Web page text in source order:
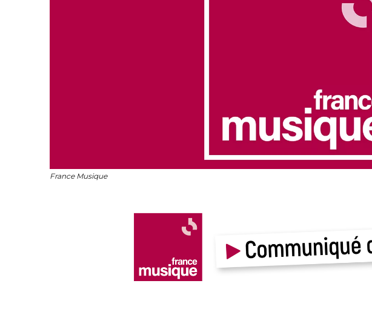
France Musique